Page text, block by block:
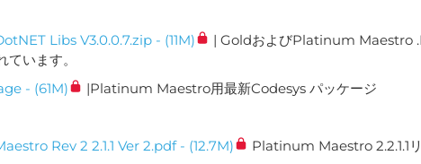
Libs V3.0.0.7.zip - (11M)
| GoldおよびPlatinum Maestro
います。
- (61M)
|Platinum Maestro用最新Codesys パッケージ
Rev 2 2.1.1 Ver 2.pdf - (12.7M)
Platinum Maestro 2.2.1.1